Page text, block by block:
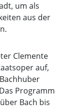
um als
aus der
Clemente
auf,
Programm
Bach bis